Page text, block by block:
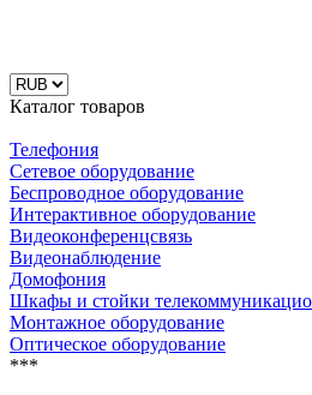
Каталог товаров
Телефония
Сетевое оборудование
Беспроводное оборудование
Интерактивное оборудование
Видеоконференцсвязь
Видеонаблюдение
Домофония
Шкафы и стойки
Монтажное оборудование
Оптическое оборудование
***